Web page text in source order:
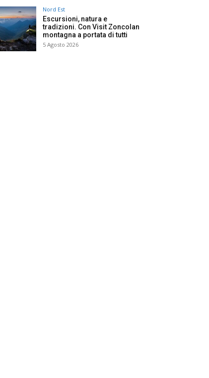
Nord Est
Escursioni, natura e
tradizioni. Con Visit Zoncolan
montagna a portata di tutti
5 Agosto 2026